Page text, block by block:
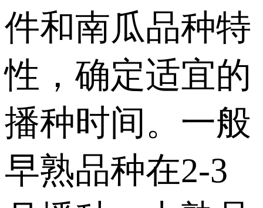
件和南瓜品种特
性，确定适宜的
播种时间。一般
早熟品种在2-3